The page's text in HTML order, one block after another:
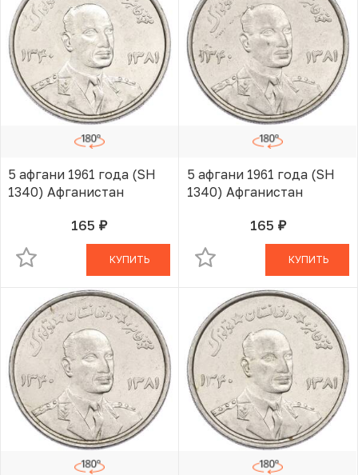
5 афгани 1961 года (SH
1340) Афганистан
165 руб.В КОРЗИНЕ
КУПИТЬ
5 афгани 1961 года (SH
1340) Афганистан
165 руб.В КОРЗИНЕ
КУПИТЬ